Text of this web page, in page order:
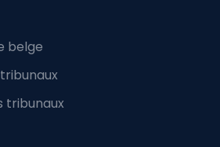
belge
tribunaux